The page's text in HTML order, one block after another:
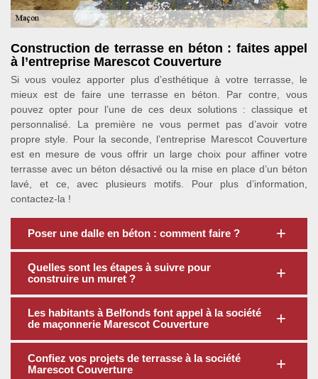
Construction de terrasse en béton : faites appel
à l’entreprise Marescot Couverture
Si vous voulez apporter plus d’esthétique à votre terrasse, le
mieux est de faire une terrasse en béton. Par contre, vous
pouvez opter pour l’une de ces deux solutions : classique et
personnalisé. La première ne vous permet pas d’avoir votre
propre style. Pour la seconde, l’entreprise Marescot Couverture
est en mesure de vous offrir un large choix pour affiner votre
terrasse avec un béton désactivé ou la mise en place d’un béton
lavé, et ce, avec plusieurs motifs. Pour plus d’information,
contactez-la !
Poser une dalle en béton : comment faire ?
Quelles sont les étapes à suivre pour
construire un muret ?
Les habitants à Belfonds font appel à la société
de maçonnerie Marescot Couverture
Confiez vos projets de terrasse à la société
Marescot Couverture